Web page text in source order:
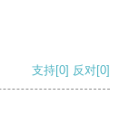
支持[0] 反对[0]